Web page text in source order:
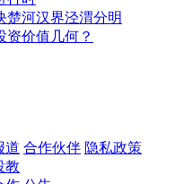
楚河汉界泾渭分明
资价值几何？
道 合作伙伴 隐私政策
教